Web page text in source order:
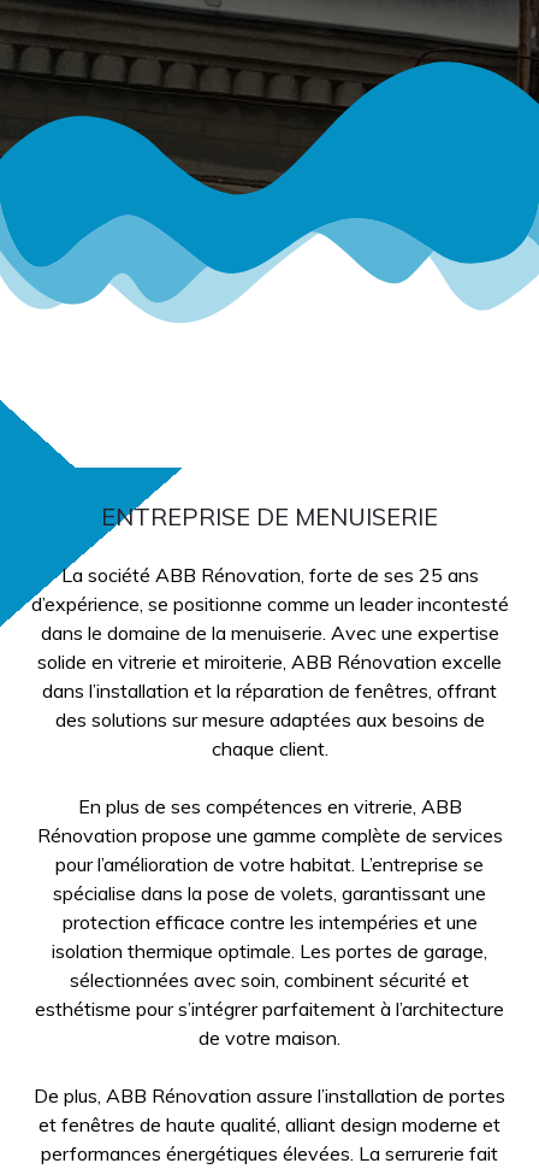
ENTREPRISE DE MENUISERIE
La société ABB Rénovation, forte de ses 25 ans
d’expérience, se positionne comme un leader incontesté
dans le domaine de la menuiserie. Avec une expertise
solide en vitrerie et miroiterie, ABB Rénovation excelle
dans l’installation et la réparation de fenêtres, offrant
des solutions sur mesure adaptées aux besoins de
chaque client.
En plus de ses compétences en vitrerie, ABB
Rénovation propose une gamme complète de services
pour l’amélioration de votre habitat. L’entreprise se
spécialise dans la pose de volets, garantissant une
protection efficace contre les intempéries et une
isolation thermique optimale. Les portes de garage,
sélectionnées avec soin, combinent sécurité et
esthétisme pour s’intégrer parfaitement à l’architecture
de votre maison.
De plus, ABB Rénovation assure l’installation de portes
et fenêtres de haute qualité, alliant design moderne et
performances énergétiques élevées. La serrurerie fait